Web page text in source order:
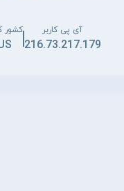
آی پی کاربر
216.73.217.179
کشور